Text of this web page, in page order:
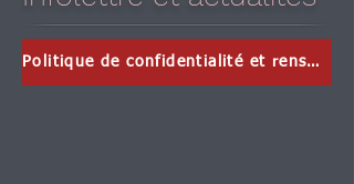
Politique de confidentialité et renseignements personnels